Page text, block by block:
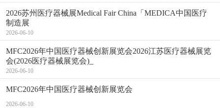
2026苏州医疗器械展Medical Fair China「MEDICA中国医疗
制造展
2026-06-10
MFC2026年中国医疗器械创新展览会2026江苏医疗器械展览
会(2026医疗器械展览会)_
2026-06-10
MFC2026年中国医疗器械创新展览会
2026-06-10